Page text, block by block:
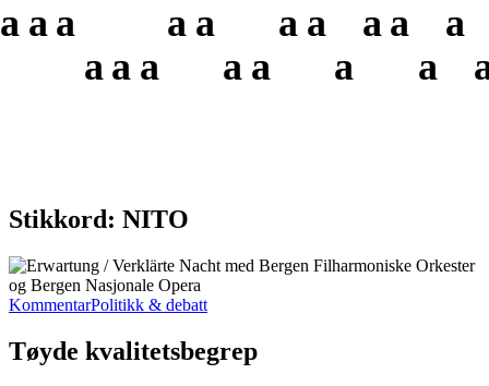
a a a
a a
a a
a a
a a
a
a a
a
a
Stikkord: NITO
KommentarPolitikk & debatt
Tøyde kvalitetsbegrep